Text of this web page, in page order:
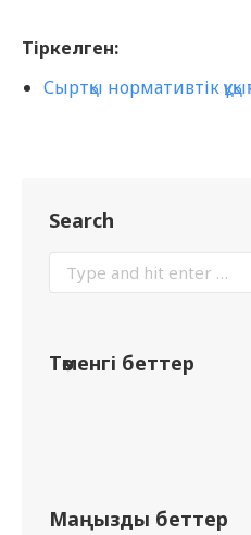
Тіркелген:
Сыртқы нормативтік
Search
Төменгі беттер
Маңызды беттер